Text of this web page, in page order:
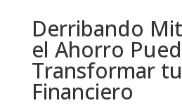
Derribando
el Ahorro
Transformar
Financiero